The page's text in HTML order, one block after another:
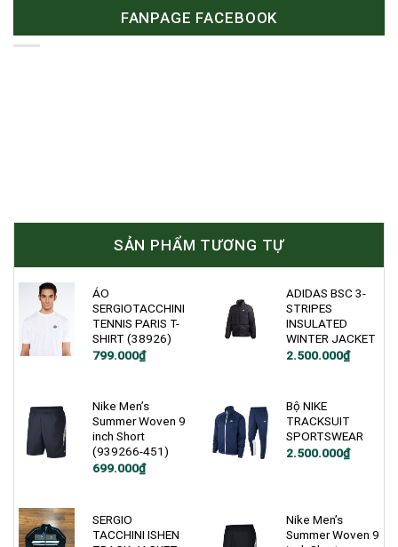
FANPAGE FACEBOOK
SẢN PHẨM TƯƠNG TỰ
ÁO
SERGIOTACCHINI
TENNIS PARIS T-
SHIRT (38926)
799.000₫
ADIDAS BSC 3-
STRIPES
INSULATED
WINTER JACKET
Giá
2.500.000₫
Giá
2.500.000₫.
Nike Men’s
Summer Woven 9
inch Short
(939266-451)
Giá
699.000₫
Giá
699.000₫.
Bộ NIKE
TRACKSUIT
SPORTSWEAR
2.500.000₫
SERGIO
TACCHINI ISHEN
Nike Men’s
Summer Woven 9